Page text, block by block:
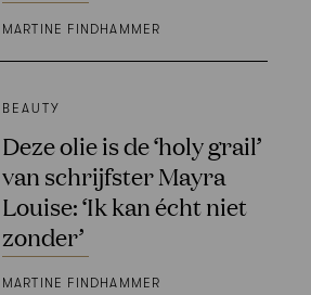
MARTINE FINDHAMMER
BEAUTY
Deze olie is de ‘holy grail’
van schrijfster Mayra
Louise: ‘Ik kan écht niet
zonder’
MARTINE FINDHAMMER